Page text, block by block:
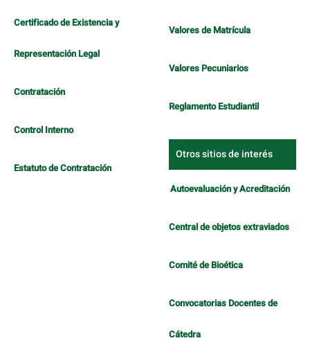
Certificado de Existencia y
Representación Legal
Contratación
Control Interno
Estatuto de Contratación
Valores de Matrícula
Valores Pecuniarios
Reglamento Estudiantil
Otros sitios de interés
Autoevaluación y Acreditación
Central de objetos extraviados
Comité de Bioética
Convocatorias Docentes de
Cátedra